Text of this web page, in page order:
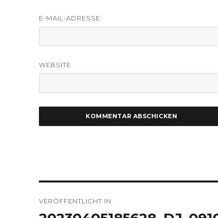
E-MAIL-ADRESSE
WEBSITE
VERÖFFENTLICHT IN